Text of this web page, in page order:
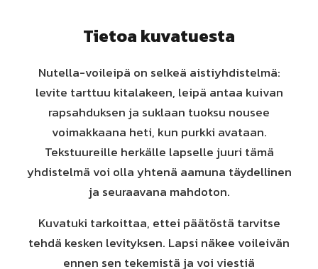
Tietoa kuvatuesta
Nutella-voileipä on selkeä aistiyhdistelmä:
levite tarttuu kitalakeen, leipä antaa kuivan
rapsahduksen ja suklaan tuoksu nousee
voimakkaana heti, kun purkki avataan.
Tekstuureille herkälle lapselle juuri tämä
yhdistelmä voi olla yhtenä aamuna täydellinen
ja seuraavana mahdoton.
Kuvatuki tarkoittaa, ettei päätöstä tarvitse
tehdä kesken levityksen. Lapsi näkee voileivän
ennen sen tekemistä ja voi viestiä